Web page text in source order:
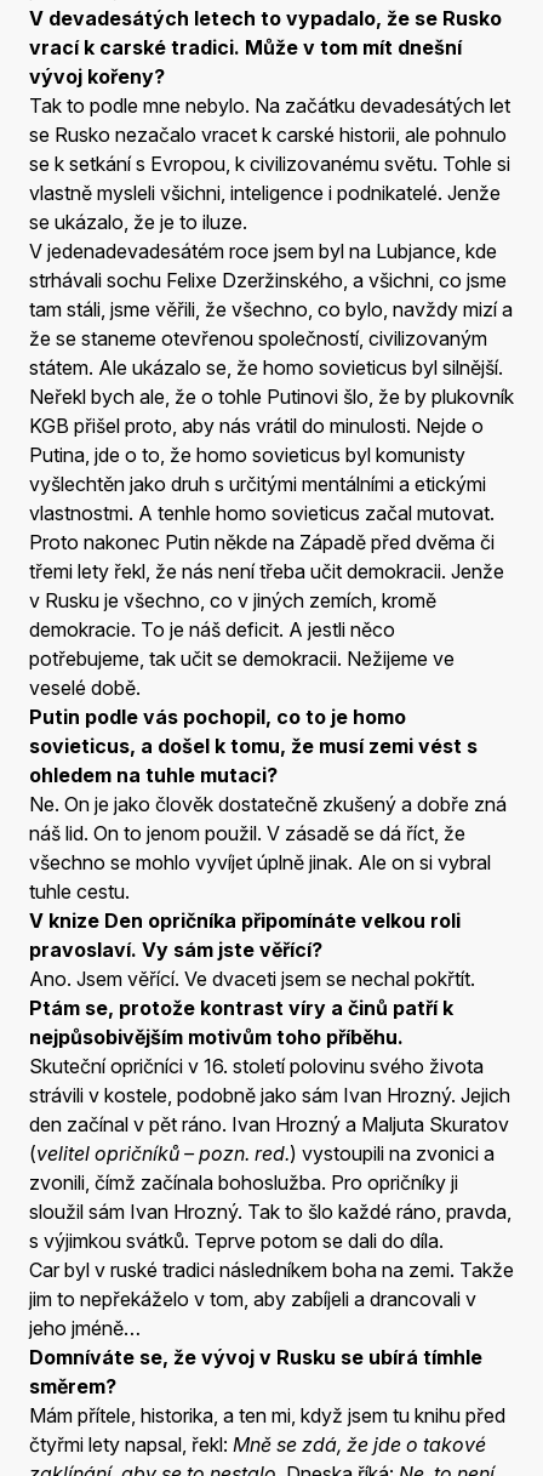
V devadesátých letech to vypadalo, že se Rusko
vrací k carské tradici. Může v tom mít dnešní
vývoj kořeny?
Tak to podle mne nebylo. Na začátku devadesátých let
se Rusko nezačalo vracet k carské historii, ale pohnulo
se k setkání s Evropou, k civilizovanému světu. Tohle si
vlastně mysleli všichni, inteligence i podnikatelé. Jenže
se ukázalo, že je to iluze.
V jedenadevadesátém roce jsem byl na Lubjance, kde
strhávali sochu Felixe Dzeržinského, a všichni, co jsme
tam stáli, jsme věřili, že všechno, co bylo, navždy mizí a
že se staneme otevřenou společností, civilizovaným
státem. Ale ukázalo se, že homo sovieticus byl silnější.
Neřekl bych ale, že o tohle Putinovi šlo, že by plukovník
KGB přišel proto, aby nás vrátil do minulosti. Nejde o
Putina, jde o to, že homo sovieticus byl komunisty
vyšlechtěn jako druh s určitými mentálními a etickými
vlastnostmi. A tenhle homo sovieticus začal mutovat.
Proto nakonec Putin někde na Západě před dvěma či
třemi lety řekl, že nás není třeba učit demokracii. Jenže
v Rusku je všechno, co v jiných zemích, kromě
demokracie. To je náš deficit. A jestli něco
potřebujeme, tak učit se demokracii. Nežijeme ve
veselé době.
Putin podle vás pochopil, co to je homo
sovieticus, a došel k tomu, že musí zemi vést s
ohledem na tuhle mutaci?
Ne. On je jako člověk dostatečně zkušený a dobře zná
náš lid. On to jenom použil. V zásadě se dá říct, že
všechno se mohlo vyvíjet úplně jinak. Ale on si vybral
tuhle cestu.
V knize Den opričníka připomínáte velkou roli
pravoslaví. Vy sám jste věřící?
Ano. Jsem věřící. Ve dvaceti jsem se nechal pokřtít.
Ptám se, protože kontrast víry a činů patří k
nejpůsobivějším motivům toho příběhu.
Skuteční opričníci v 16. století polovinu svého života
strávili v kostele, podobně jako sám Ivan Hrozný. Jejich
den začínal v pět ráno. Ivan Hrozný a Maljuta Skuratov
(velitel opričníků – pozn. red.) vystoupili na zvonici a
zvonili, čímž začínala bohoslužba. Pro opričníky ji
sloužil sám Ivan Hrozný. Tak to šlo každé ráno, pravda,
s výjimkou svátků. Teprve potom se dali do díla.
Car byl v ruské tradici následníkem boha na zemi. Takže
jim to nepřekáželo v tom, aby zabíjeli a drancovali v
jeho jméně…
Domníváte se, že vývoj v Rusku se ubírá tímhle
směrem?
Mám přítele, historika, a ten mi, když jsem tu knihu před
čtyřmi lety napsal, řekl: Mně se zdá, že jde o takové